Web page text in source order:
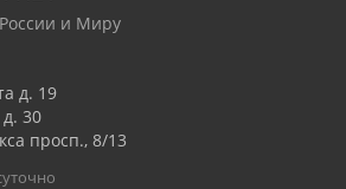
и Миру
д. 19
30
просп., 8/13